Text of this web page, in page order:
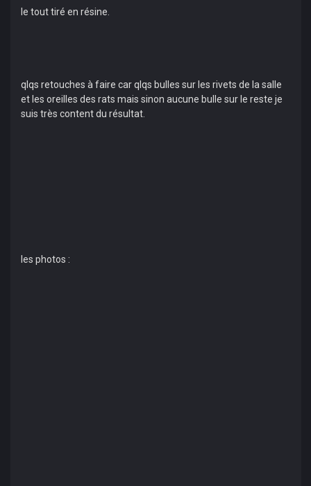
le tout tiré en résine.
qlqs retouches à faire car qlqs bulles sur les rivets de la salle
et les oreilles des rats mais sinon aucune bulle sur le reste je
suis très content du résultat.
les photos :